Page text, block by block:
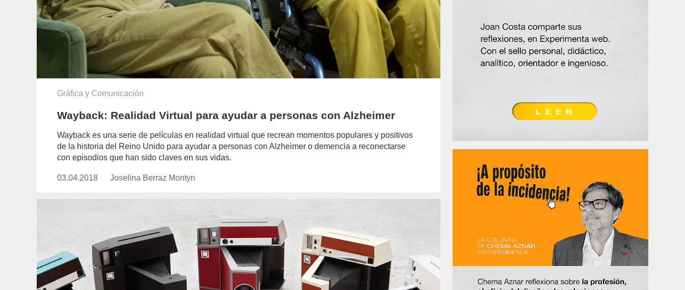
Gráfica y Comunicación
Wayback: Realidad Virtual para ayudar a personas con Alzheimer
Wayback es una serie de películas en realidad virtual que recrean momentos populares y positivos
de la historia del Reino Unido para ayudar a personas con Alzheimer o demencia a reconectarse
con episodios que han sido claves en sus vidas.
Publicado
03.04.2018
https://www.experimenta.es/author/joselina-
Joselina Berraz Montyn